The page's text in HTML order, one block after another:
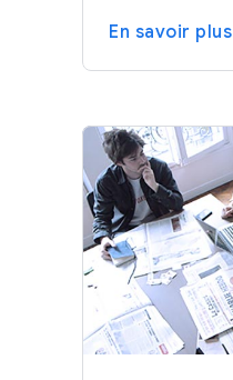
En savoir plus